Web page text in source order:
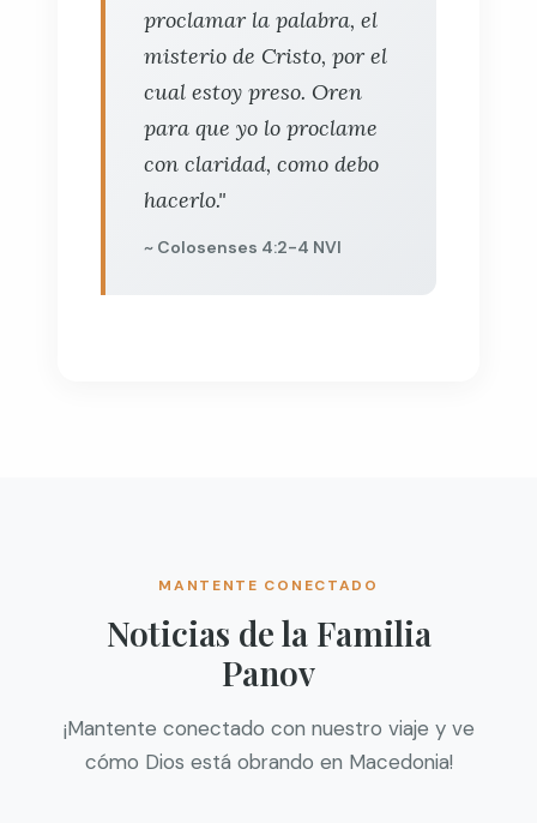
proclamar la palabra, el
misterio de Cristo, por el
cual estoy preso. Oren
para que yo lo proclame
con claridad, como debo
hacerlo."
~ Colosenses 4:2-4 NVI
MANTENTE CONECTADO
Noticias de la Familia
Panov
¡Mantente conectado con nuestro viaje y ve
cómo Dios está obrando en Macedonia!